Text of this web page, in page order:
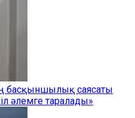
басқыншылық саясаты
әлемге таралады»